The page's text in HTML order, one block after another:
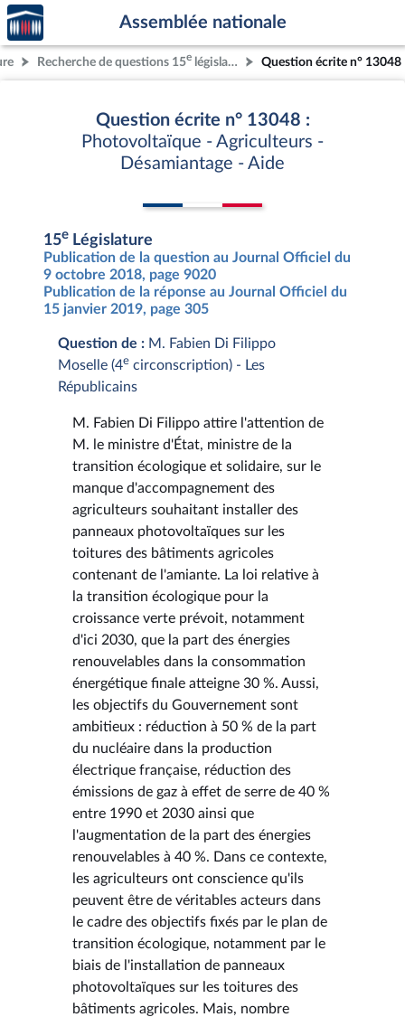
Aller au contenu
Aller en bas de la page
Accèder
à la
page
d'accueil
Assemblée nationale
Recherche de questions 15e législature Question écrite n° 13048
Question écrite n° 13048 :
Photovoltaïque - Agriculteurs -
Désamiantage - Aide
15e Législature
Publication de la question au Journal Officiel du
9 octobre 2018, page 9020
Publication de la réponse au Journal Officiel du
15 janvier 2019, page 305
Question de : M. Fabien Di Filippo
Moselle (4e circonscription) - Les
Républicains
M. Fabien Di Filippo attire l'attention de
M. le ministre d'État, ministre de la
transition écologique et solidaire, sur le
manque d'accompagnement des
agriculteurs souhaitant installer des
panneaux photovoltaïques sur les
toitures des bâtiments agricoles
contenant de l'amiante. La loi relative à
la transition écologique pour la
croissance verte prévoit, notamment
d'ici 2030, que la part des énergies
renouvelables dans la consommation
énergétique finale atteigne 30 %. Aussi,
les objectifs du Gouvernement sont
ambitieux : réduction à 50 % de la part
du nucléaire dans la production
électrique française, réduction des
émissions de gaz à effet de serre de 40 %
entre 1990 et 2030 ainsi que
l'augmentation de la part des énergies
renouvelables à 40 %. Dans ce contexte,
les agriculteurs ont conscience qu'ils
peuvent être de véritables acteurs dans
le cadre des objectifs fixés par le plan de
transition écologique, notamment par le
biais de l'installation de panneaux
photovoltaïques sur les toitures des
bâtiments agricoles. Mais, nombre